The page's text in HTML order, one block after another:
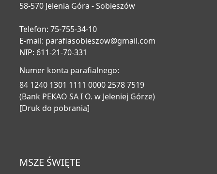
58-570 Jelenia Góra - Sobieszów
Telefon: 75-755-34-10
E-mail: parafiasobieszow@gmail.com
NIP: 611-21-70-331
Numer konta parafialnego:
84 1240 1301 1111 0000 2578 7519
(Bank PEKAO SA I O. w Jeleniej Górze)
[Druk do pobrania]
MSZE ŚWIĘTE